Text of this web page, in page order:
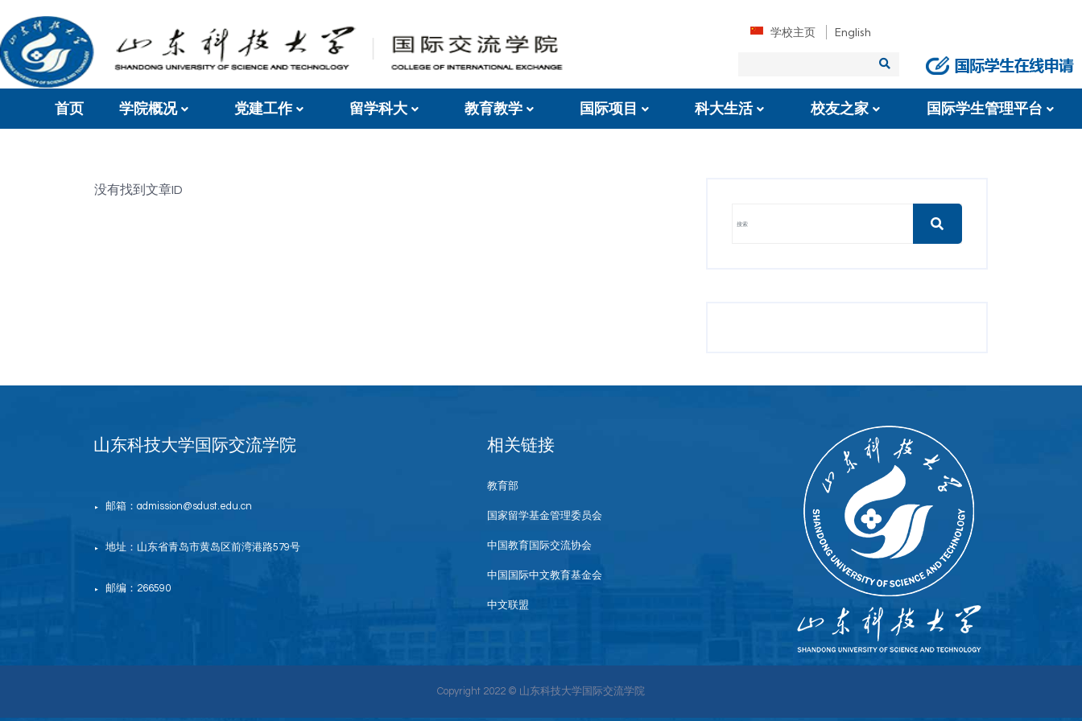
学校主页 English
首页 学院概况 党建工作 留学科大 教育教学 国际项目 科大生活 校友之家 国际学生管理平台
没有找到文章ID
山东科技大学国际交流学院
▶ 邮箱：admission@sdust.edu.cn
▶ 地址：山东省青岛市黄岛区前湾港路579号
▶ 邮编：266590
相关链接
教育部
国家留学基金管理委员会
中国教育国际交流协会
中国国际中文教育基金会
中文联盟
Copyright 2022 © 山东科技大学国际交流学院